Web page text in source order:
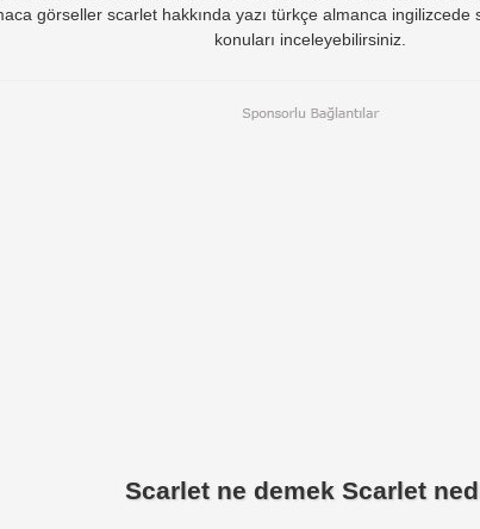
görseller scarlet hakkında yazı türkçe almanca ingilizcede
konuları inceleyebilirsiniz.
Scarlet ne demek Scarlet